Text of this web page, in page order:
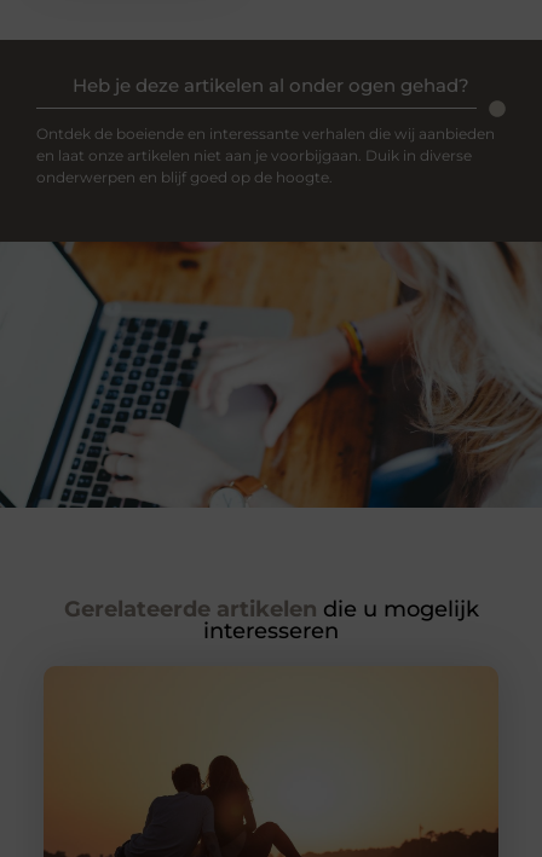
Heb je deze artikelen al onder ogen gehad?
Ontdek de boeiende en interessante verhalen die wij aanbieden
en laat onze artikelen niet aan je voorbijgaan. Duik in diverse
onderwerpen en blijf goed op de hoogte.
Gerelateerde artikelen die u mogelijk
interesseren